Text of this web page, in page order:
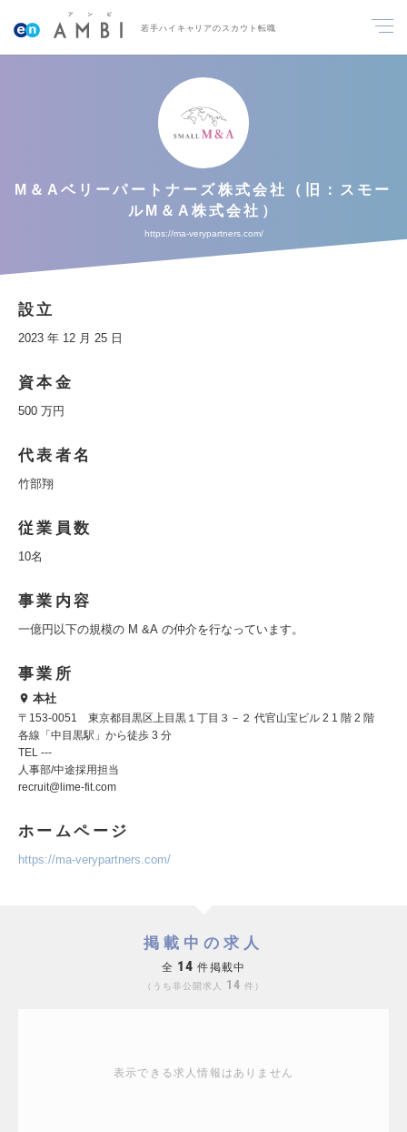
若手ハイキャリアのスカウト転職
M＆Aベリーパートナーズ株式会社（旧：スモー
ルM＆A株式会社）
https://ma-verypartners.com/
設立
2023 年 12 月 25 日
資本金
500 万円
代表者名
竹部翔
従業員数
10名
事業内容
一億円以下の規模の M &A の仲介を行なっています。
事業所
本社
〒153-0051 東京都目黒区上目黒１丁目３－２ 代官山宝ビル 2 1 階 2 階
各線「中目黒駅」から徒歩 3 分
TEL ---
人事部/中途採用担当
recruit@lime-fit.com
ホームページ
https://ma-verypartners.com/
掲載中の求人
全 14 件掲載中
うち非公開求人 14 件
表示できる求人情報はありません